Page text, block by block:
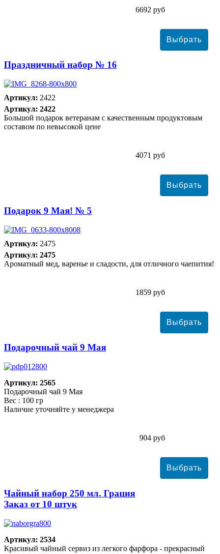
6692 руб
Праздничный набор № 16
Артикул: 2422
Артикул: 2422
Большой подарок ветеранам с качественным продуктовым
составом по невысокой цене
4071 руб
Подарок 9 Мая! № 5
Артикул: 2475
Артикул: 2475
Ароматный мед, варенье и сладости, для отличного чаепития!
1859 руб
Подарочный чай 9 Мая
Артикул: 2565
Подарочный чай 9 Мая
Вес : 100 гр
Наличие уточняйте у менеджера
904 руб
Чайный набор 250 мл. Грация
Заказ от 10 штук
Артикул: 2534
Красивый чайный сервиз из легкого фарфора - прекрасный